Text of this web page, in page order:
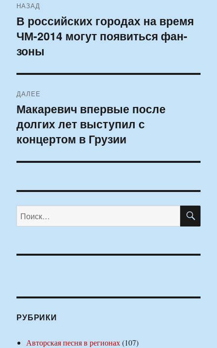
по
записям
НАЗАД
Предыдущая
запись:
В российских городах на время
ЧМ-2014 могут появиться фан-
зоны
ДАЛЕЕ
Следующая
запись:
Макаревич впервые после
долгих лет выступил с
концертом в Грузии
Искать:
РУБРИКИ
Авторская песня в регионах(107)